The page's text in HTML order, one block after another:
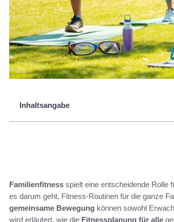
Inhaltsangabe
Familienfitness spielt eine entscheidende Rolle
es darum geht, Fitness-Routinen für die ganze
gemeinsame Bewegung können sowohl
wird erläutert, wie die Fitnessplanung für alle